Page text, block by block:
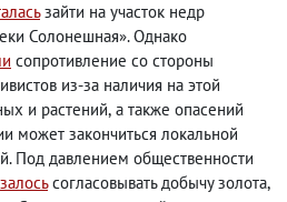
зайти на участок недр
Солонешная». Однако
сопротивление со стороны
из-за наличия на этой
и растений, а также опасений
может закончиться локальной
Под давлением общественности
согласовывать добычу золота,